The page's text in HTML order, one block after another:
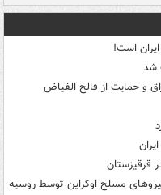
است!
شد
و حمایت از فالح الفیاض
قرقیزستان
مسلح اوکراین توسط روسیه